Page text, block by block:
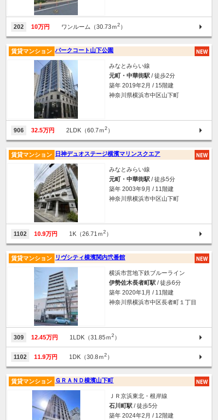
202 10万円 ワンルーム（30.73ｍ2 ）
パークコート山下公園
賃貸マンション
みなとみらい線
元町・中華街駅 / 徒歩2分
築年 2019年2月 / 15階建
神奈川県横浜市中区山下町
906 32.5万円 2LDK（60.7ｍ2 ）
日神デュオステージ横濱マリンスクエア
賃貸マンション
みなとみらい線
元町・中華街駅 / 徒歩5分
築年 2003年9月 / 11階建
神奈川県横浜市中区山下町
1102 10.9万円 1K（26.71ｍ2 ）
リヴシティ横濱関内弐番館
賃貸マンション
横浜市営地下鉄ブルーライン
伊勢佐木長者町駅 / 徒歩6分
築年 2020年1月 / 11階建
神奈川県横浜市中区長者町１丁目
309 12.45万円 1LDK（31.85ｍ2 ）
1102 11.9万円 1DK（30.8ｍ2 ）
ＧＲＡＮＤ横濱山下町
賃貸マンション
ＪＲ京浜東北・根岸線
石川町駅 / 徒歩5分
築年 2024年2月 / 12階建